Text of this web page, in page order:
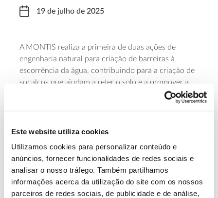
Este website utiliza cookies
Utilizamos cookies para personalizar conteúdo e
anúncios, fornecer funcionalidades de redes sociais e
analisar o nosso tráfego. Também partilhamos
informações acerca da utilização do site com os nossos
parceiros de redes sociais, de publicidade e de análise,
19 de julho de 2025
A MONTIS realiza a primeira de duas ações de
engenharia natural para criação de barreiras à
escorrência da água, contribuindo para a criação de
socalcos que ajudam a reter o solo e a promover a
infiltração, criando condições mais propícias ao
futuro desenvolvimento da vegetação. O ponto de
do Pisão, e as atividades decorrem durante a manhã.
2025.
Saiba mais e inscreva-se